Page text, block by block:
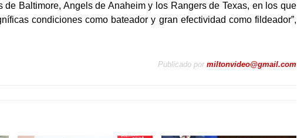
de Baltimore, Angels de Anaheim y los Rangers de Texas, en los que
condiciones como bateador y gran efectividad como fildeador”,
Publicado por miltonvideo@gmail.com